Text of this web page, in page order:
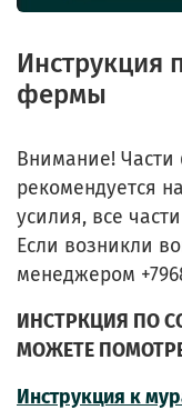
Инструкция
фермы
Внимание!
рекомендуется
усилия, все
Если возникли
менеджером
ИНСТРКЦИЯ ПО
МОЖЕТЕ
Инструкция к